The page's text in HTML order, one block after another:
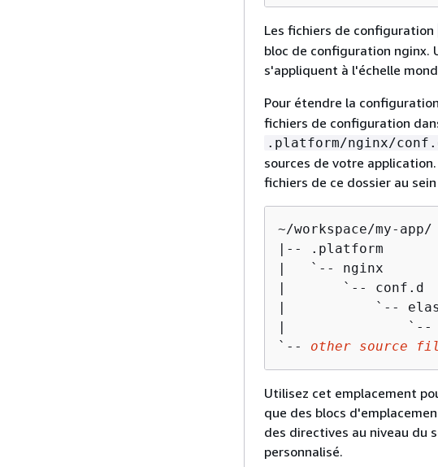
Les fichiers de configuration
bloc de configuration nginx.
s'appliquent à l'échelle
Pour étendre la
fichiers de configuration
.platform/nginx/
sources de votre
fichiers de ce dossier au
~/workspace/my-app/
|-- .platform
|   `-- nginx
|       `-- conf.d
|           `--
|               `--
`-- other source
Utilisez cet emplacement
que des blocs
des directives au niveau du
personnalisé.